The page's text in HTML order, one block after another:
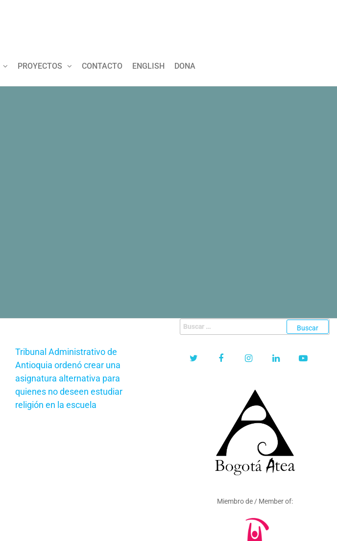
PROYECTOS CONTACTO ENGLISH DONA
Tribunal Administrativo de
Antioquia ordenó crear una
asignatura alternativa para
quienes no deseen estudiar
religión en la escuela
Buscar:
Miembro de / Member of: